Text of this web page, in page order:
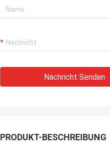
Nachricht Senden
PRODUKT-BESCHREIBUNG